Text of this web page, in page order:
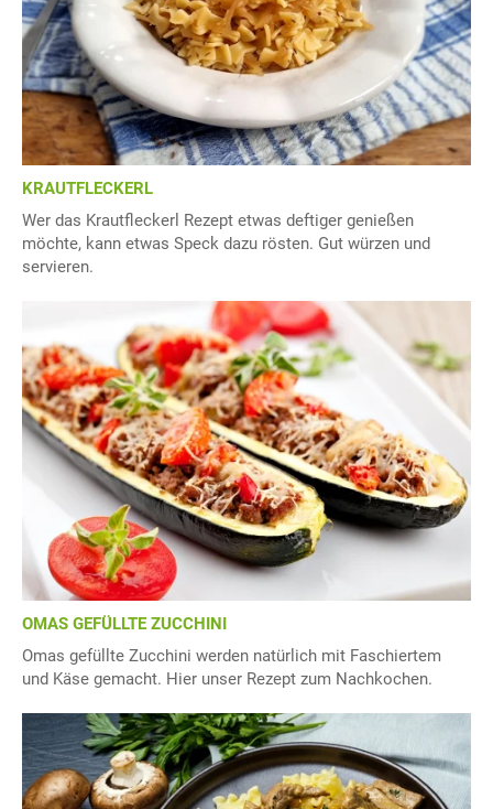
KRAUTFLECKERL
Wer das Krautfleckerl Rezept etwas deftiger genießen
möchte, kann etwas Speck dazu rösten. Gut würzen und
servieren.
OMAS GEFÜLLTE ZUCCHINI
Omas gefüllte Zucchini werden natürlich mit Faschiertem
und Käse gemacht. Hier unser Rezept zum Nachkochen.